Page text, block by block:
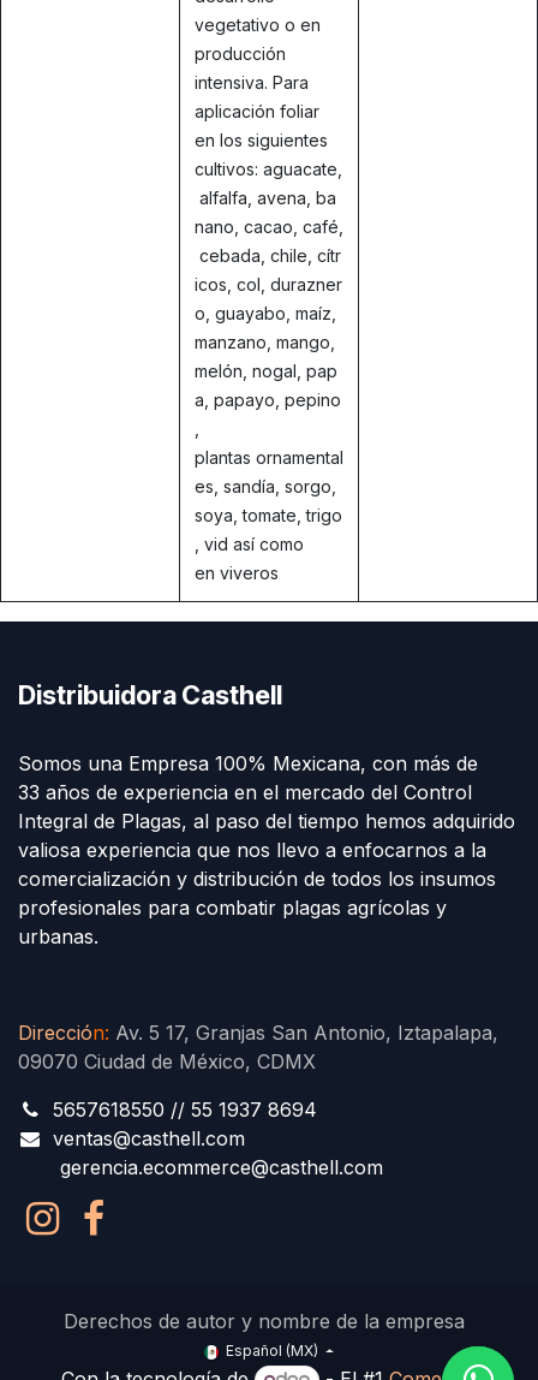
vegetativo o en
producción
intensiva. Para
aplicación foliar
en los siguientes
cultivos: aguacate,
alfalfa, avena, ba
nano, cacao, café,
cebada, chile, cítr
icos, col, durazner
o, guayabo, maíz,
manzano, mango,
melón, nogal, pap
a, papayo, pepino
plantas ornamental
es, sandía, sorgo,
soya, tomate, trigo
, vid así como
en viveros
Distribuidora Casthell
Somos una Empresa 100% Mexicana, con más de
33 años de experiencia en el mercado del Control
Integral de Plagas, al paso del tiempo hemos adquirido
valiosa experiencia que nos llevo a enfocarnos a la
comercialización y distribución de todos los insumos
profesionales para combatir plagas agrícolas y
urbanas.
Dirección: Av. 5 17, Granjas San Antonio, Iztapalapa,
09070 Ciudad de México, CDMX
5657618550 // 55 1937 8694
ventas@casthell.com
gerencia.ecommerce@casthell.com
Derechos de autor y nombre de la empresa
Español (MX)